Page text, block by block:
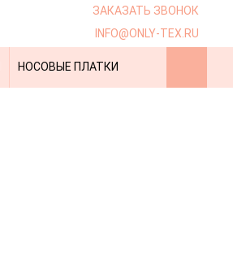
ЗАКАЗАТЬ ЗВОНОК
INFO@ONLY-TEX.RU
НОСОВЫЕ ПЛАТКИ